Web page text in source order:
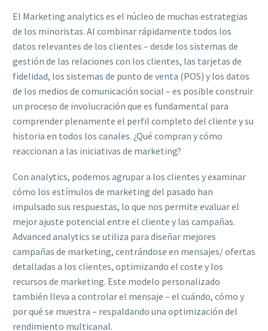
El Marketing analytics es el núcleo de muchas estrategias
de los minoristas. Al combinar rápidamente todos los
datos relevantes de los clientes – desde los sistemas de
gestión de las relaciones con los clientes, las tarjetas de
fidelidad, los sistemas de punto de venta (POS) y los datos
de los medios de comunicación social – es posible construir
un proceso de involucración que es fundamental para
comprender plenamente el perfil completo del cliente y su
historia en todos los canales. ¿Qué compran y cómo
reaccionan a las iniciativas de marketing?
Con analytics, podemos agrupar a los clientes y examinar
cómo los estímulos de marketing del pasado han
impulsado sus respuestas, lo que nos permite evaluar el
mejor ajuste potencial entre el cliente y las campañas.
Advanced analytics se utiliza para diseñar mejores
campañas de marketing, centrándose en mensajes/ ofertas
detalladas a los clientes, optimizando el coste y los
recursos de marketing. Este modelo personalizado
también lleva a controlar el mensaje – el cuándo, cómo y
por qué se muestra – respaldando una optimización del
rendimiento multicanal.